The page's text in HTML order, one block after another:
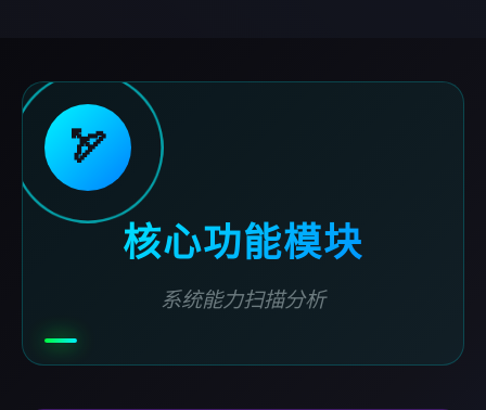
🏹
核心功能模块
系统能力扫描分析